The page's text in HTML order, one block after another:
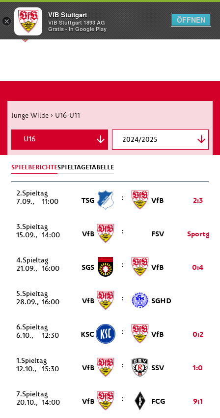
Menü
Junge Wilde › U16-U11
2024/2025
U16
U15
U14
SPIELBERICHTESPIELTAGETABELLE
2.
7.09.
11:00 TSG : VfB 2:3
3.
15.09.
14:00 VfB : FSV
4.
21.09.
16:00 SGS : VfB 0:4
5.
28.09. 16:00 VfB : SGHD
6.
6.10.
12:30 KSC : VfB 0:2
1.
12.10.
15:30 VfB : SSV 1:0
7.
20.10.
14:00 VfB : FCG 9:1
×
VfB Stuttgart
VfB Stuttgart 1893 AG
Gratis - In Google Play
ÖFFNEN